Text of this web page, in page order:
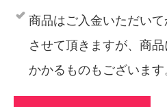
商品はご入金いただい
させて頂きますが、商
かかるものもございます